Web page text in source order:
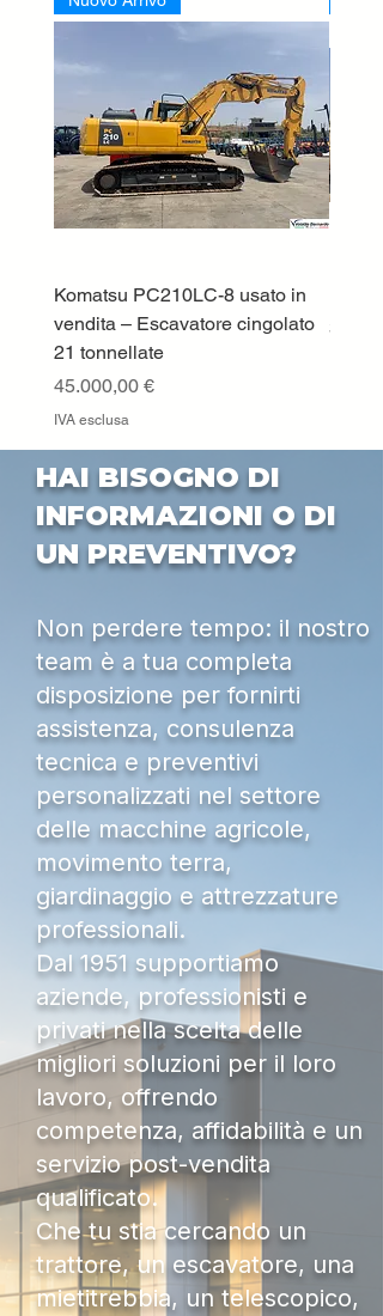
Komatsu PC210LC-8 usato in
vendita – Escavatore cingolato
21 tonnellate
Prezzo
45.000,00 €
IVA esclusa
Prezzo
HAI BISOGNO DI
INFORMAZIONI O DI
UN PREVENTIVO?
Non perdere tempo: il nostro
team è a tua completa
disposizione per fornirti
assistenza, consulenza
tecnica e preventivi
personalizzati nel settore
delle macchine agricole,
movimento terra,
giardinaggio e attrezzature
professionali.
Dal 1951 supportiamo
aziende, professionisti e
privati nella scelta delle
migliori soluzioni per il loro
lavoro, offrendo
competenza, affidabilità e un
servizio post-vendita
qualificato.
Che tu stia cercando un
trattore, un escavatore, una
mietitrebbia, un telescopico,